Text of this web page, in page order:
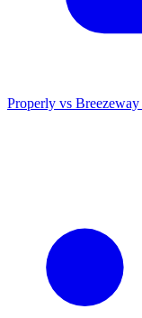
Properly vs Breezeway